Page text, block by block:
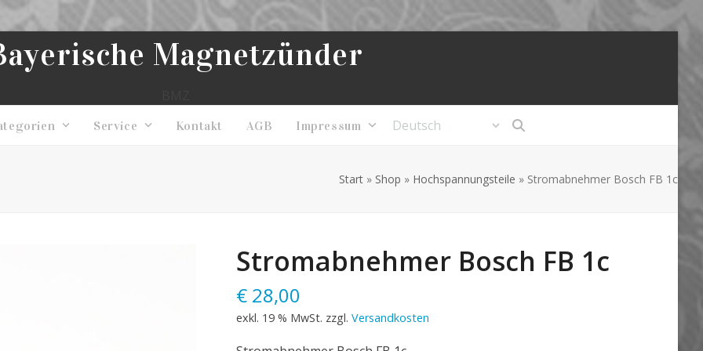
Magnetzünder
Service Kontakt AGB Impressum
Start » Shop » Hochspannungsteile » Stromabnehmer Bosch FB 1c
Stromabnehmer Bosch FB 1c
€28,00
exkl. 19 % MwSt. zzgl. Versandkosten